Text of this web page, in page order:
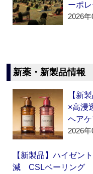
ーポ
2026
新薬・新製品情報
【新
×高浸
ヘア
2026
【新製品】ハイゼン
減 CSLベーリング